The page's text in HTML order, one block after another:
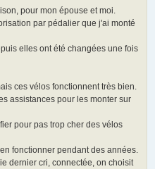
pour mon épouse et moi.
par pédalier que j'ai monté
elles ont été changées une fois
ces vélos fonctionnent très bien.
assistances pour les monter sur
pour pas trop cher des vélos
fonctionner pendant des années.
dernier cri, connectée, on choisit